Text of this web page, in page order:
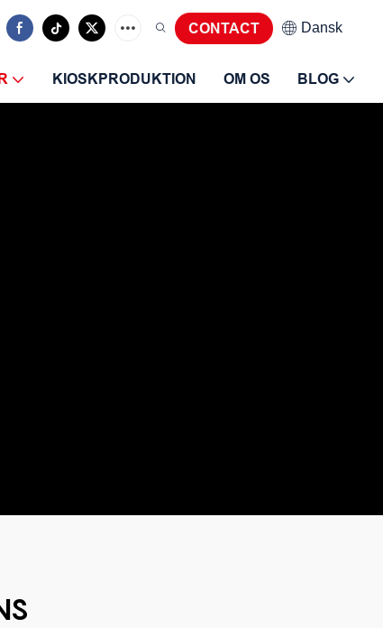
CONTACT Dansk
KIOSKPRODUKTION OM OS BLOG